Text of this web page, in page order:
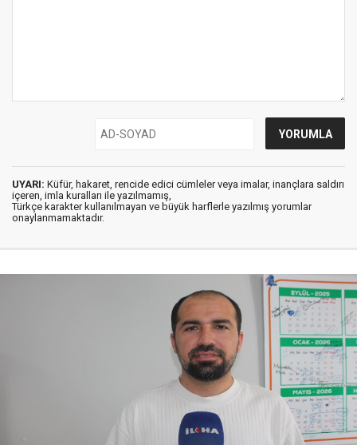
UYARI: Küfür, hakaret, rencide edici cümleler veya imalar, inançlara saldırı
içeren, imla kuralları ile yazılmamış,
Türkçe karakter kullanılmayan ve büyük harflerle yazılmış yorumlar
onaylanmamaktadır.